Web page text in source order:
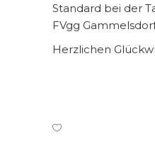
Standard bei der
FVgg Gammelsdorf
Herzlichen